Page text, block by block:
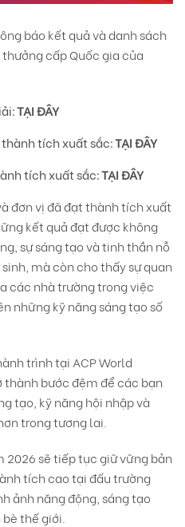
báo kết quả và danh sách
cấp Quốc gia của
TẠI ĐÂY
tích xuất sắc:TẠI ĐÂY
tích xuất sắc:TẠI ĐÂY
đơn vị đã đạt thành tích xuất
kết quả đạt được không
sự sáng tạo và tinh thần nỗ
mà còn cho thấy sự quan
các nhà trường trong việc
những kỹ năng sáng tạo số
trình tại ACP World
bước đệm để các bạn
tạo, kỹ năng hội nhập và
trong tương lai.
2026 sẽ tiếp tục giữ vững bản
tích cao tại đấu trường
ảnh năng động, sáng tạo
thế giới.